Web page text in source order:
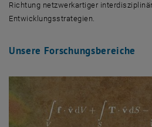
Richtung netzwerkartiger
Entwicklungsstrategien.
Unsere Forschungsbereiche